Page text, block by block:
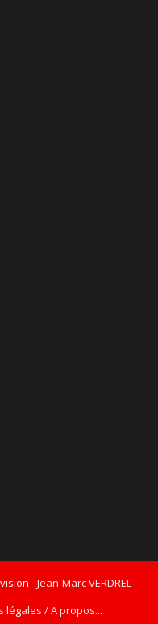
-Jean-Marc VERDREL
légales / A propos...